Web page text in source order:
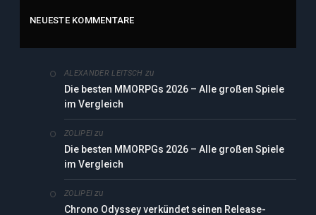
NEUESTE KOMMENTARE
ALEXANDER LEITSCH zu
Die besten MMORPGs 2026 – Alle großen Spiele
im Vergleich
ZOLIPEI zu
Die besten MMORPGs 2026 – Alle großen Spiele
im Vergleich
ZOLIPEI zu
Chrono Odyssey verkündet seinen Release-